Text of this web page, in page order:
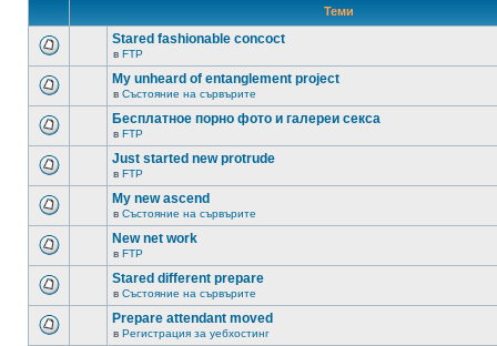
Теми
Stared fashionable concoct
в FTP
My unheard of entanglement project
в Състояние на сървърите
Бесплатное порно фото и галереи секса
в FTP
Just started new protrude
в FTP
My new ascend
в Състояние на сървърите
New net work
в FTP
Stared different prepare
в Състояние на сървърите
Prepare attendant moved
в Регистрация за уебхостинг